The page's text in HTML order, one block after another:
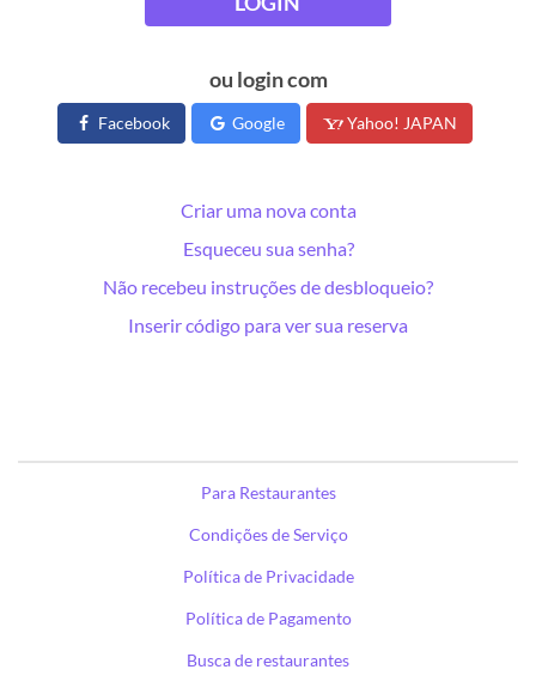
ou login com
Facebook Google Yahoo! JAPAN
Criar uma nova conta
Esqueceu sua senha?
Não recebeu instruções de desbloqueio?
Inserir código para ver sua reserva
Para Restaurantes
Condições de Serviço
Política de Privacidade
Política de Pagamento
Busca de restaurantes